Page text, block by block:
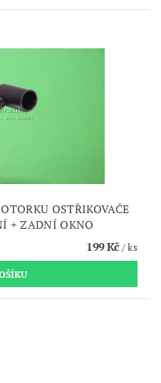
OSTŘIKOVAČE
+ ZADNÍ OKNO
199 Kč/ ks